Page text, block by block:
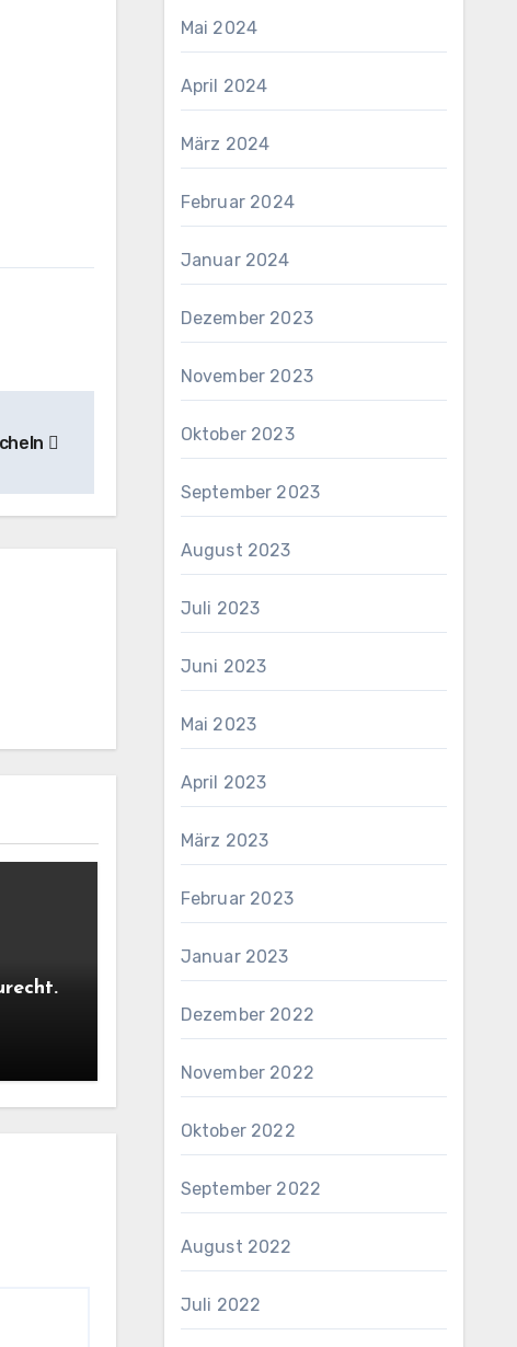
Mai 2024
April 2024
März 2024
Februar 2024
Januar 2024
Dezember 2023
November 2023
Oktober 2023
September 2023
August 2023
Juli 2023
Juni 2023
Mai 2023
April 2023
März 2023
Februar 2023
Januar 2023
Dezember 2022
November 2022
Oktober 2022
September 2022
August 2022
Juli 2022